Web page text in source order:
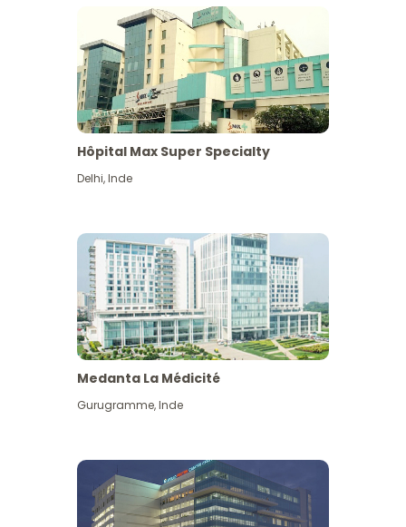
Hôpital Max Super Specialty
Delhi,Inde
Medanta La Médicité
Gurugramme,Inde